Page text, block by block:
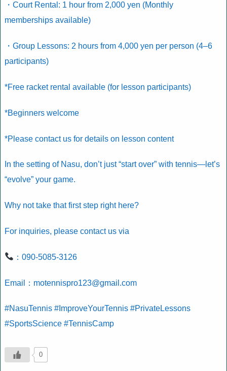
・Court Rental: 1 hour from 2,000 yen (Monthly
memberships available)
・Group Lessons: 2 hours from 4,000 yen per person (4–6
participants)
*Free racket rental available (for lesson participants)
*Beginners welcome
*Please contact us for details on lesson content
In the setting of Nasu, don’t just “start over” with tennis—let’s
“evolve” your game.
Why not take that first step right here?
For inquiries, please contact us via
：090-5085-3126
Email：motennispro123@gmail.com
#NasuTennis #ImproveYourTennis #PrivateLessons
#SportsScience #TennisCamp
0